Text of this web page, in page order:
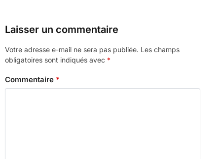
Laisser un commentaire
Votre adresse e-mail ne sera pas publiée. Les champs
obligatoires sont indiqués avec *
Commentaire *